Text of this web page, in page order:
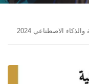
الاصطناعي 2024